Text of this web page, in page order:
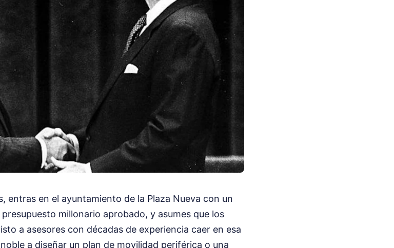
entras en el ayuntamiento de la Plaza Nueva con un
millonario aprobado, y asumes que los
a asesores con décadas de experiencia caer en esa
a diseñar un plan de movilidad periférica o una